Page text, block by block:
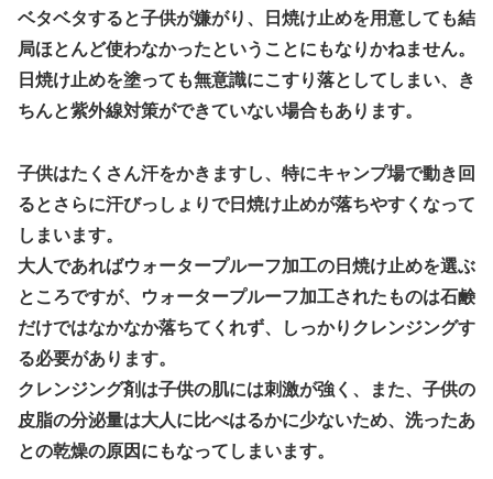
ベタベタすると子供が嫌がり、日焼け止めを用意しても結
局ほとんど使わなかったということにもなりかねません。
日焼け止めを塗っても無意識にこすり落としてしまい、き
ちんと紫外線対策ができていない場合もあります。
子供はたくさん汗をかきますし、特にキャンプ場で動き回
るとさらに汗びっしょりで日焼け止めが落ちやすくなって
しまいます。
大人であればウォータープルーフ加工の日焼け止めを選ぶ
ところですが、ウォータープルーフ加工されたものは石鹸
だけではなかなか落ちてくれず、しっかりクレンジングす
る必要があります。
クレンジング剤は子供の肌には刺激が強く、また、子供の
皮脂の分泌量は大人に比べはるかに少ないため、洗ったあ
との乾燥の原因にもなってしまいます。